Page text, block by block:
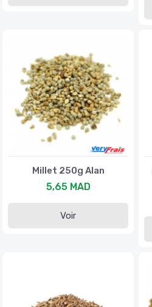
Millet 250g Alan
5,65 MAD
Voir